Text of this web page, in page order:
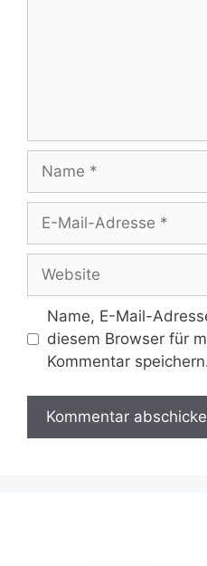
Mail-
Adresse
Name, E-Mail-
diesem Browser für
Kommentar